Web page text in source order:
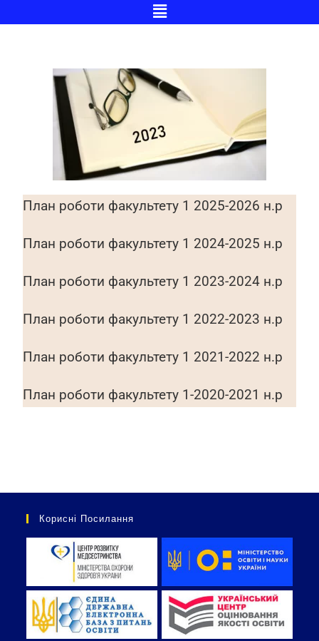
План роботи факультету 1 2025-2026 н.р
План роботи факультету 1 2024-2025 н.р
План роботи факультету 1 2023-2024 н.р
План рoботи факультету 1 2022-2023 н.р
План роботи факультету 1 2021-2022 н.р
План роботи факультету 1-2020-2021 н.р
Корисні Посилання